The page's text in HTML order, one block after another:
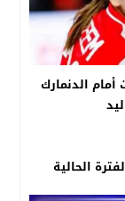
الدنمارك
الحالية